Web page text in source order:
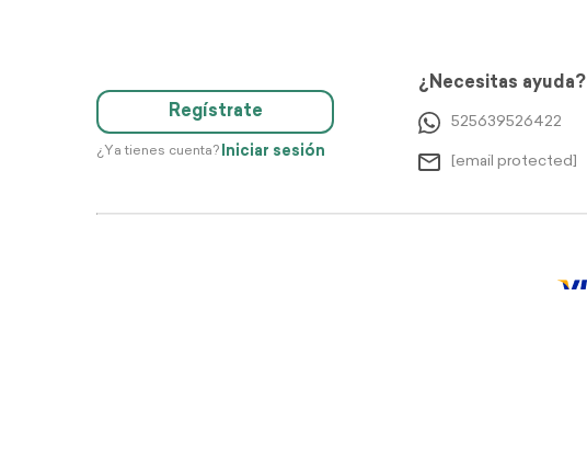
Regístrate
¿Ya tienes cuenta? Iniciar sesión
¿Necesitas ayuda?
525639526422
[email protected]